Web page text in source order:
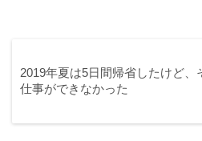
2019年夏は5日間帰省したけど、
仕事ができなかった